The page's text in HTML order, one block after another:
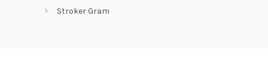
Stroker Gram